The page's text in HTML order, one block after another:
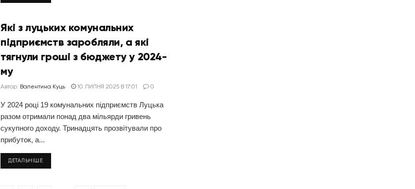
Які з луцьких комунальних
підприємств заробляли, а які
тягнули гроші з бюджету у 2024-
му
Автор: Валентина Куць 10 ЛИПНЯ 2025 В 17:01 0
У 2024 році 19 комунальних підприємств Луцька
разом отримали понад два мільярди гривень
сукупного доходу. Тринадцять прозвітували про
прибуток, а...
ДЕТАЛЬНІШЕ